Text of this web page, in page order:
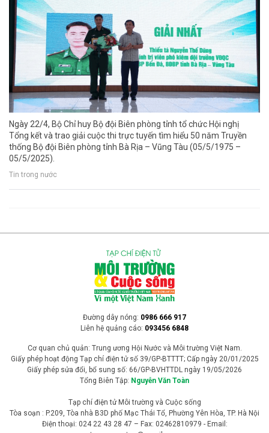
Ngày 22/4, Bộ Chỉ huy Bộ đội Biên phòng tỉnh tổ chức Hội nghị
Tổng kết và trao giải cuộc thi trực tuyến tìm hiểu 50 năm Truyền
thống Bộ đội Biên phòng tỉnh Bà Rịa – Vũng Tàu (05/5/1975 –
05/5/2025).
Tin trong nước
Đường dây nóng: 0986 666 917
Liên hệ quảng cáo: 093456 6848
Cơ quan chủ quản: Trung ương Hội Nước và Môi trường Việt Nam.
Giấy phép hoạt động Tạp chí điện tử số 39/GP-BTTTT; Cấp ngày 20/01/2025
Giấy phép sửa đổi, bổ sung số: 66/GP-BVHTTDL ngày 19/05/2026
Tổng Biên Tập: Nguyễn Văn Toàn
Tạp chí điện tử Môi trường và Cuộc sống
Tòa soạn : P.209, Tòa nhà B3D phố Mạc Thái Tổ, Phường Yên Hòa, TP. Hà Nội
Điện thoại: 024 22 43 28 47 – Fax: 02462810979 - Email: